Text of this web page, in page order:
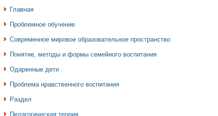
Главная
Проблемное обучение
Современное мировое образовательное пространство
Понятие, методы и формы семейного воспитания
Одаренные дети
Проблема нравственного воспитания
Раздел
Педагогическая теория